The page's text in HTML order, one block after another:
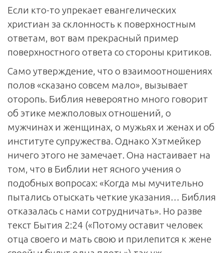
Если кто-то упрекает евангелических
христиан за склонность к поверхностным
ответам, вот вам прекрасный пример
поверхностного ответа со стороны критиков.
Само утверждение, что о взаимоотношениях
полов «сказано совсем мало», вызывает
оторопь. Библия невероятно много говорит
об этике межполовых отношений, о
мужчинах и женщинах, о мужьях и женах и об
институте супружества. Однако Хэтмейкер
ничего этого не замечает. Она настаивает на
том, что в Библии нет ясного учения о
подобных вопросах: «Когда мы мучительно
пытались отыскать четкие указания… Библия
отказалась с нами сотрудничать». Но разве
текст Бытия 2:24 («Потому оставит человек
отца своего и мать свою и прилепится к жене